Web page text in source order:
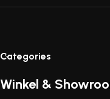
liefhebbers van
meubelmakers die
Categories
Winkel &